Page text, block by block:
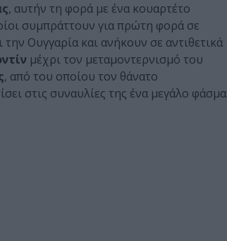
, αυτήν τη φορά με ένα κουαρτέτο
συμπράττουν για πρώτη φορά σε
Ουγγαρία και ανήκουν σε αντιθετικά
μέχρι τον μεταμοντερνισμό του
, από του οποίου τον θάνατο
στις συναυλίες της ένα μεγάλο φάσμα